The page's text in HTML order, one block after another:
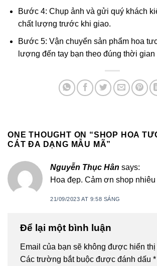
Bước 4: Chụp ảnh và gửi quý khách
chất lượng trước khi giao.
Bước 5: Vận chuyển sản phẩm hoa
lượng đến tay bạn theo đúng thời
ONE THOUGHT ON “SHOP HOA
CÁT ĐA DẠNG MẪU MÃ”
Nguyễn Thục Hân says:
Hoa đẹp. Cảm ơn shop nhiêu
21/09/2023 AT 9:58 SÁNG
Để lại một bình luận
Email của bạn sẽ không được hiển thị
Các trường bắt buộc được đánh dấu *